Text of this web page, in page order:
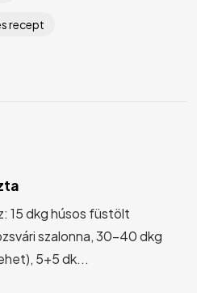
recept
15 dkg húsos füstölt
szalonna, 30-40 dkg
5+5 dk...